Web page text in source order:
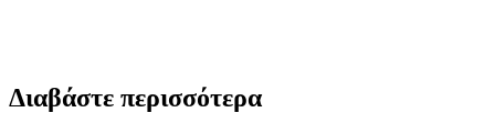
Διαβάστε περισσότερα